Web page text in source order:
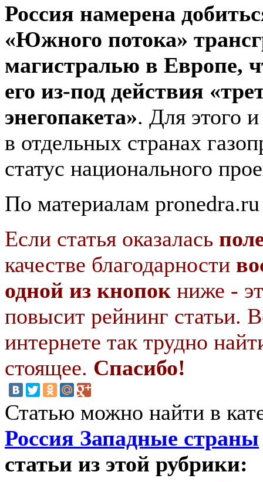
Россия намерена
«Южного потока»
магистралью в Европе,
его из-под действия
энегопакета». Для этого
в отдельных странах
статус национального
По материалам pronedra.ru
Если статья оказалась
качестве благодарности
одной из кнопок ниже -
повысит рейнинг статьи.
интернете так трудно
стоящее. Спасибо!
Статью можно найти в
Россия Западные страны
статьи из этой рубрики: